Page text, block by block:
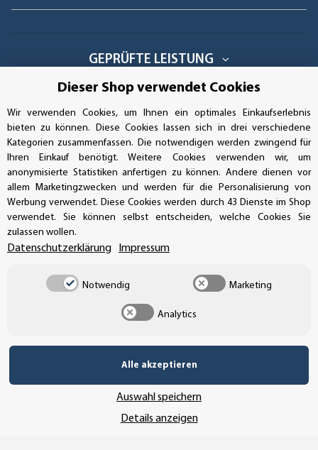
GEPRÜFTE LEISTUNG
AUFKLEBERDEALER STORE
Handwerkerring 1, D-39326 Wolmirstedt
Bestellungen/Support: +49 (0)39-201-28-98-10
info@aufkleberdealer.de
UNSER AFFILIATE-PROGRAMM
SSL-Verschlüsselung
Dieser Shop verwendet Cookies
Wir verwenden Cookies, um Ihnen ein optimales Einkaufserlebnis
bieten zu können. Diese Cookies lassen sich in drei verschiedene
Kategorien zusammenfassen. Die notwendigen werden zwingend für
Ihren Einkauf benötigt. Weitere Cookies verwenden wir, um
anonymisierte Statistiken anfertigen zu können. Andere dienen vor
allem Marketingzwecken und werden für die Personalisierung von
Werbung verwendet. Diese Cookies werden durch 43 Dienste im Shop
verwendet. Sie können selbst entscheiden, welche Cookies Sie
zulassen wollen.
Datenschutzerklärung Impressum
Notwendig Marketing
Analytics
Alle akzeptieren
Auswahl speichern
Details anzeigen